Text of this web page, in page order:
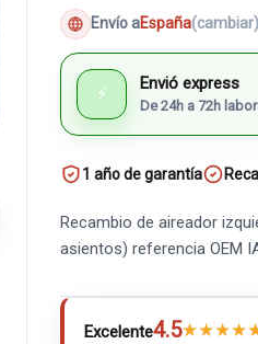
Envío aEspaña(cambiar)
⚡ Envió express
De 24h a 72h
1 año de garantía
Recambio de aireador
asientos) referencia OEM
Excelente4.5★★★★